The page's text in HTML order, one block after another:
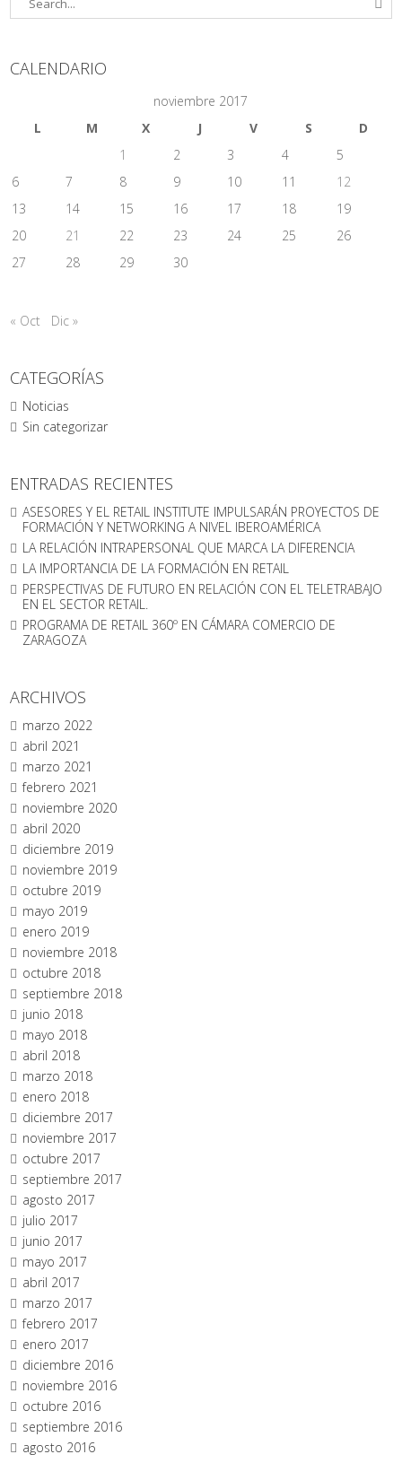
CALENDARIO
noviembre 2017
L
M X J V S
D
1
2 3 4
5
6
7 8 9 10 11
12
13
14 15 16 17 18
19
20
21 22 23 24 25
26
27
28 29 30
« Oct Dic »
CATEGORÍAS
Noticias
Sin categorizar
ENTRADAS RECIENTES
ASESORES Y EL RETAIL INSTITUTE IMPULSARÁN PROYECTOS DE
FORMACIÓN Y NETWORKING A NIVEL IBEROAMÉRICA
LA RELACIÓN INTRAPERSONAL QUE MARCA LA DIFERENCIA
LA IMPORTANCIA DE LA FORMACIÓN EN RETAIL
PERSPECTIVAS DE FUTURO EN RELACIÓN CON EL TELETRABAJO
EN EL SECTOR RETAIL.
PROGRAMA DE RETAIL 360º EN CÁMARA COMERCIO DE
ZARAGOZA
ARCHIVOS
marzo 2022
abril 2021
marzo 2021
febrero 2021
noviembre 2020
abril 2020
diciembre 2019
noviembre 2019
octubre 2019
mayo 2019
enero 2019
noviembre 2018
octubre 2018
septiembre 2018
junio 2018
mayo 2018
abril 2018
marzo 2018
enero 2018
diciembre 2017
noviembre 2017
octubre 2017
septiembre 2017
agosto 2017
julio 2017
junio 2017
mayo 2017
abril 2017
marzo 2017
febrero 2017
enero 2017
diciembre 2016
noviembre 2016
octubre 2016
septiembre 2016
agosto 2016